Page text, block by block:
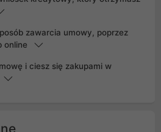
zawarcia umowy, poprzez
online
i ciesz się zakupami w